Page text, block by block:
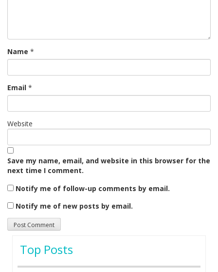
Name *
Email *
Website
Save my name, email, and website in this browser for the
next time I comment.
Notify me of follow-up comments by email.
Notify me of new posts by email.
Top Posts